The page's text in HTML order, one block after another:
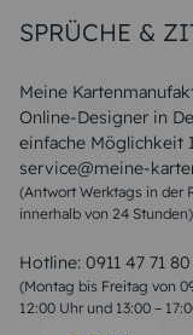
Meine
Online-Designer in
einfache Möglichkeit
service@meine-
(Antwort Werktags in der
innerhalb von 24 Stunden)
Hotline: 0911 47 71
(Montag bis Freitag von
12:00 Uhr und 13:00 –
Unsere Produktion
Magazin
FAQ
Widerrufsbelehrung
SPRÜCHE &
Liebeskummer Sprüche
Sommer Sprüche
Muttertagssprüche
Sprüche zur Hochzeit
Sprüche zur Konfirmation
Weihnachtsgedichte
Liebessprüche
Geburtstagssprüche
Trauersprüche